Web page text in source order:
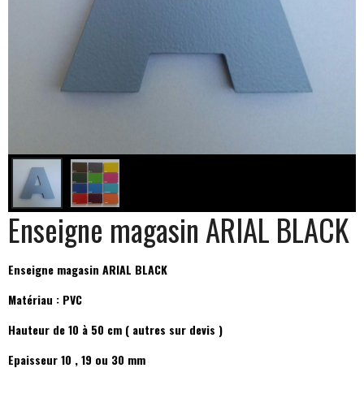
Enseigne magasin ARIAL BLACK
Enseigne magasin ARIAL BLACK
Matériau : PVC
Hauteur de 10 à 50 cm ( autres sur devis )
Epaisseur 10 , 19 ou 30 mm